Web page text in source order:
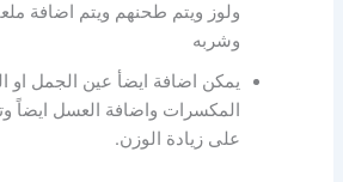
ولوز ويتم طحنهم ويتم اضافة
وشربه
يمكن اضافة ايضأ عين الجمل او
المكسرات واضافة العسل ايضاً
على زيادة الوزن.